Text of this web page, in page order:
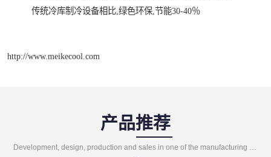
传统冷库制冷设备相比,绿色环保,节能30-40％
http://www.meikecool.com
产品推荐